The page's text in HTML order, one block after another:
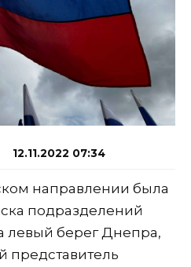
12.11.2022 07:34
направлении была
подразделений
левый берег Днепра,
представитель